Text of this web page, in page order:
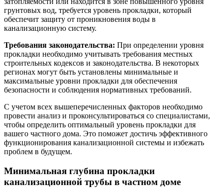
грунтовых вод, требуется уровень прокладки, который
обеспечит защиту от проникновения воды в
канализационную систему.
Требования законодательства: При определении уровня
прокладки необходимо учитывать требования местных
строительных кодексов и законодательства. В некоторых
регионах могут быть установлены минимальные и
максимальные уровни прокладки для обеспечения
безопасности и соблюдения нормативных требований.
С учетом всех вышеперечисленных факторов необходимо
провести анализ и проконсультироваться со специалистами,
чтобы определить оптимальный уровень прокладки для
вашего частного дома. Это поможет достичь эффективного
функционирования канализационной системы и избежать
проблем в будущем.
Минимальная глубина прокладки
канализационной трубы в частном доме